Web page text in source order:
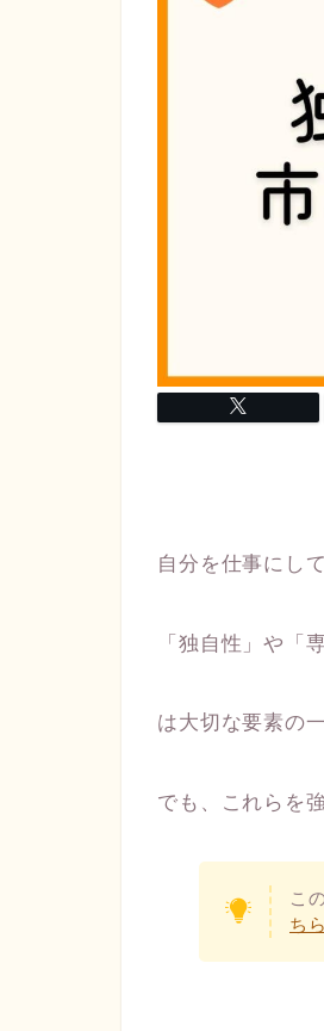
自分を仕事にし
「独自性」や「
は大切な要素の一
でも、これらを
こ
ちら